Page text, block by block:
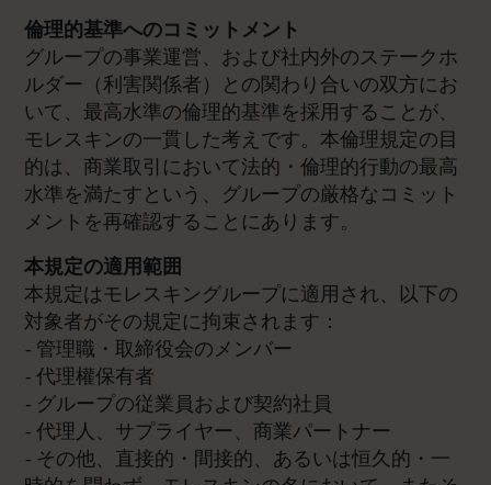
倫理的基準へのコミットメント
グループの事業運営、および社内外のステークホ
ルダー（利害関係者）との関わり合いの双方にお
いて、最高水準の倫理的基準を採用することが、
モレスキンの一貫した考えです。本倫理規定の目
的は、商業取引において法的・倫理的行動の最高
水準を満たすという、グループの厳格なコミット
メントを再確認することにあります。
本規定の適用範囲
本規定はモレスキングループに適用され、以下の
対象者がその規定に拘束されます：
- 管理職・取締役会のメンバー
- 代理權保有者
- グループの従業員および契約社員
- 代理人、サプライヤー、商業パートナー
- その他、直接的・間接的、あるいは恒久的・一